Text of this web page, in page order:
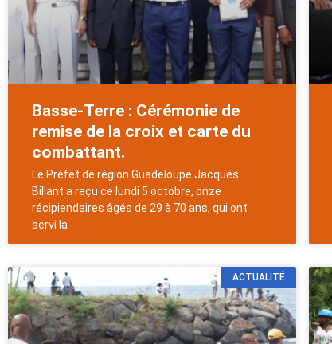
Basse-Terre : Cérémonie de
remise de la croix et carte du
combattant.
Le Préfet de région Guadeloupe Jacques
Billant a reçu ce lundi 5 octobre, onze
récipiendaires âgés de 29 à 70 ans, qui ont
servi la
ACTUALITÉ